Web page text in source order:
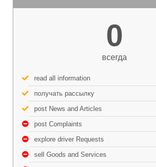
0
всегда
read all information
получать рассылку
post News and Articles
post Complaints
explore driver Requests
sell Goods and Services